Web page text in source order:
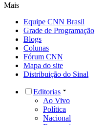
Mais
Equipe CNN Brasil
Grade de Programação
Blogs
Colunas
Fórum CNN
Mapa do site
Distribuição do Sinal
Editorias
Ao Vivo
Política
Nacional